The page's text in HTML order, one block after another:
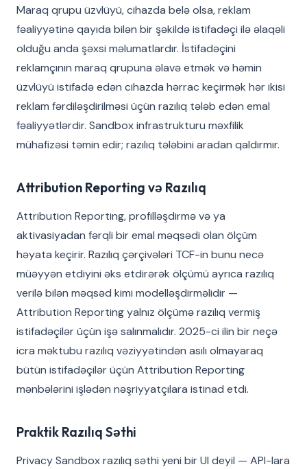
Maraq qrupu üzvlüyü, cihazda belə olsa, reklam
fəaliyyətinə qayıda bilən bir şəkildə istifadəçi ilə əlaqəli
olduğu anda şəxsi məlumatlardır. İstifadəçini
reklamçının maraq qrupuna əlavə etmək və həmin
üzvlüyü istifadə edən cihazda hərrac keçirmək hər ikisi
reklam fərdiləşdirilməsi üçün razılıq tələb edən emal
fəaliyyətlərdir. Sandbox infrastrukturu məxfilik
mühafizəsi təmin edir; razılıq tələbini aradan qaldırmır.
Attribution Reporting və Razılıq
Attribution Reporting, profilləşdirmə və ya
aktivasiyadan fərqli bir emal məqsədi olan ölçüm
həyata keçirir. Razılıq çərçivələri TCF-in bunu necə
müəyyən etdiyini əks etdirərək ölçümü ayrıca razılıq
verilə bilən məqsəd kimi modelləşdirməlidir —
Attribution Reporting yalnız ölçümə razılıq vermiş
istifadəçilər üçün işə salınmalıdır. 2025-ci ilin bir neçə
icra məktubu razılıq vəziyyətindən asılı olmayaraq
bütün istifadəçilər üçün Attribution Reporting
mənbələrini işlədən nəşriyyatçılara istinad etdi.
Praktik Razılıq Səthi
Privacy Sandbox razılıq səthi yeni bir UI deyil — API-lara